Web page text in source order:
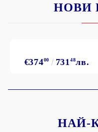
НОВИ
€37400 73148лв.
НАЙ-